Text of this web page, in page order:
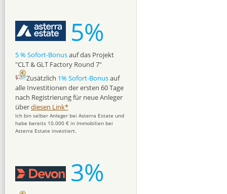
5%
5 % Sofort-Bonusauf das Projekt
"CLT & GLT Factory Round 7"
Zusätzlich 1% Sofort-Bonusauf
alle Investitionen der ersten 60 Tage
nach Registrierung für neue Anleger
überdiesen Link*
Ich bin selber Anleger bei Asterra Estate und
habe bereits 10.000 € in Immobilien bei
Asterra Estate investiert.
3%